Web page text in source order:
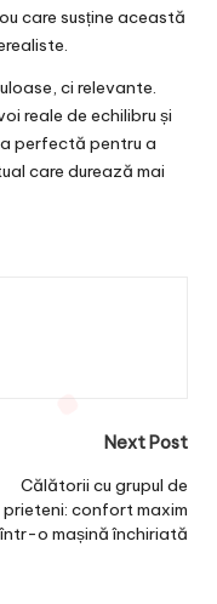
care susține această
ci relevante.
reale de echilibru și
perfectă pentru a
care durează mai
Next Post
Călătorii cu grupul de
prieteni: confort maxim
într-o mașină închiriată